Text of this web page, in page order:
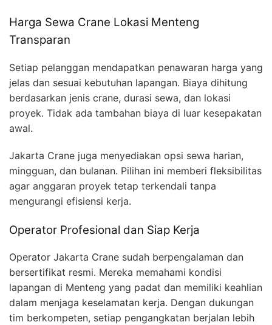
Harga Sewa Crane Lokasi Menteng
Transparan
Setiap pelanggan mendapatkan penawaran harga yang
jelas dan sesuai kebutuhan lapangan. Biaya dihitung
berdasarkan jenis crane, durasi sewa, dan lokasi
proyek. Tidak ada tambahan biaya di luar kesepakatan
awal.
Jakarta Crane juga menyediakan opsi sewa harian,
mingguan, dan bulanan. Pilihan ini memberi fleksibilitas
agar anggaran proyek tetap terkendali tanpa
mengurangi efisiensi kerja.
Operator Profesional dan Siap Kerja
Operator Jakarta Crane sudah berpengalaman dan
bersertifikat resmi. Mereka memahami kondisi
lapangan di Menteng yang padat dan memiliki keahlian
dalam menjaga keselamatan kerja. Dengan dukungan
tim berkompeten, setiap pengangkatan berjalan lebih